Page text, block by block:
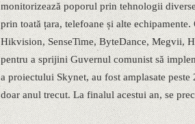
monitorizează poporul prin tehnologii
prin toată țara, telefoane și alte
Hikvision, SenseTime, ByteDance, Megvii,
pentru a sprijini Guvernul comunist să
a proiectului Skynet, au fost amplasate
doar anul trecut. La finalul acestui an, se